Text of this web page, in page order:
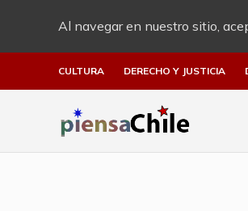
Al navegar en nuestro sitio,
CULTURA DERECHO Y JUSTICIA